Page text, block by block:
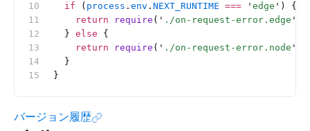
  if
( process . env . NEXT_RUNTIME === ' edge ' ) {
    return
require ( ' ./on-request-error.edge '
  }
else {
    return
require ( ' ./on-request-error.node '
  }
}
バージョン履歴